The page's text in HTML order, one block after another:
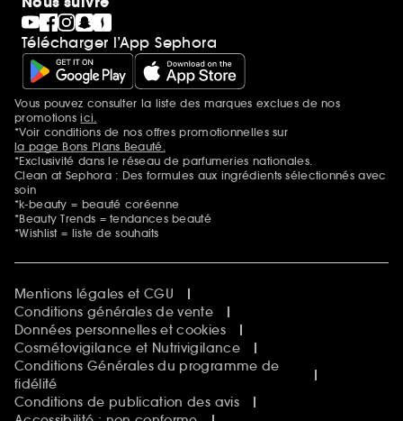
Télécharger l’App Sephora
Mentions additionnelles
Vous pouvez consulter la liste des marques exclues de nos
promotionsici.
*Voir conditions de nos offres promotionnelles sur
la page Bons Plans Beauté.
*Exclusivité dans le réseau de parfumeries nationales.
Clean at Sephora : Des formules aux ingrédients sélectionnés avec
soin
*k-beauty = beauté coréenne
*Beauty Trends = tendances beauté
*Wishlist = liste de souhaits
Mentions légales et CGU
Conditions générales de vente
Données personnelles et cookies
Cosmétovigilance et Nutrivigilance
Conditions Générales du programme de
fidélité
Conditions de publication des avis